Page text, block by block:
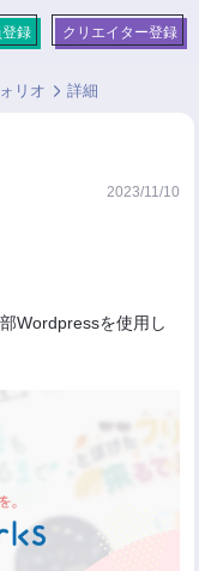
録 クリエイター登録
リオ 詳細
2023/11/10
Wordpressを使用し